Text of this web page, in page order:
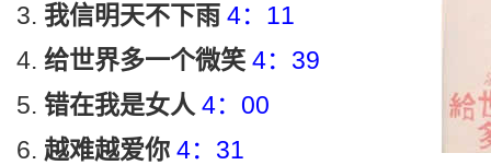
我信明天不下雨 4：11
给世界多一个微笑 4：39
错在我是女人 4：00
越难越爱你 4：31